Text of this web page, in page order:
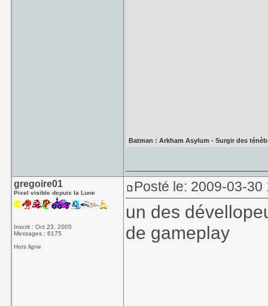
Batman : Arkham Asylum - Surgir des
gregoire01
Pixel visible depuis la Lune
Inscrit : Oct 23, 2005
Messages : 6175
Hors ligne
Posté le: 2009-03-30
un des
de gameplay